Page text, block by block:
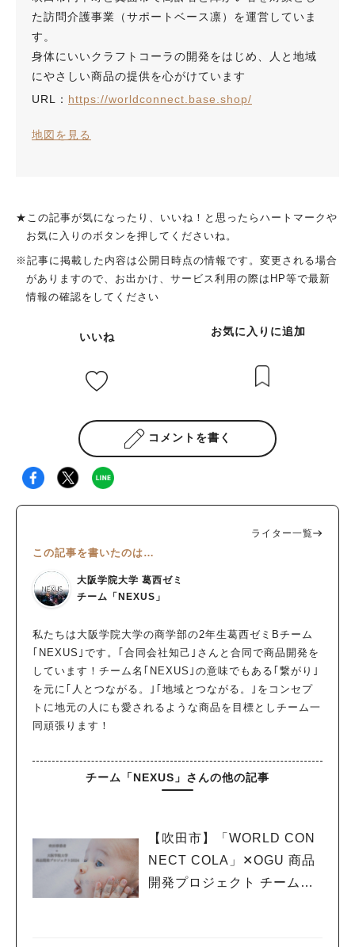
た訪問介護事業（サポートベース凛）を運営していま
す。
身体にいいクラフトコーラの開発をはじめ、人と地域
にやさしい商品の提供を心がけています
URL： https://worldconnect.base.shop/
地図を見る
★この記事が気になったり、いいね！と思ったらハートマークや
お気に入りのボタンを押してくださいね。
※記事に掲載した内容は公開日時点の情報です。変更される場合
がありますので、お出かけ、サービス利用の際はHP等で最新
情報の確認をしてください
いいね お気に入りに追加
コメントを書く
ライター一覧
この記事を書いたのは…
大阪学院大学 葛西ゼミ
チーム「NEXUS」
私たちは大阪学院大学の商学部の2年生葛西ゼミBチーム
｢NEXUS｣です。｢合同会社知己｣さんと合同で商品開発を
しています！チーム名｢NEXUS｣の意味でもある｢繋がり｣
を元に｢人とつながる。｣｢地域とつながる。｣をコンセプ
トに地元の人にも愛されるような商品を目標としチーム一
同頑張ります！
チーム「NEXUS」さんの他の記事
【吹田市】「WORLD CON
NECT COLA」✕OGU 商品
開発プロジェクト チームNE